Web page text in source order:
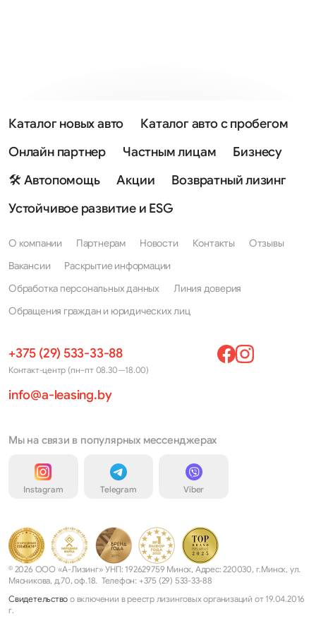
Каталог новых авто
Каталог авто с пробегом
Онлайн партнер
Частным лицам
Бизнесу
🛠 Автопомощь
Акции
Возвратный лизинг
Устойчивое развитие и ESG
О компании Партнерам Новости Контакты
Отзывы
Вакансии
Раскрытие информации
Обработка персональных данных
Линия доверия
Обращения граждан и юридических лиц
+375 (29) 533-33-88
Контакт-центр (пн–пт 08.30—18.00)
info@a-leasing.by
Мы на связи в популярных мессенджерах
Instagram Telegram Viber
© 2026 ООО «А-Лизинг» УНП: 192629759 Минск, Адрес: 220030, г.Минск, ул.
Мясникова, д.70, оф.18. Телефон: +375 (29) 533-33-88
Свидетельство о включении в реестр лизинговых организаций от 19.04.2016
г.